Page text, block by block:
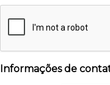
Informações de